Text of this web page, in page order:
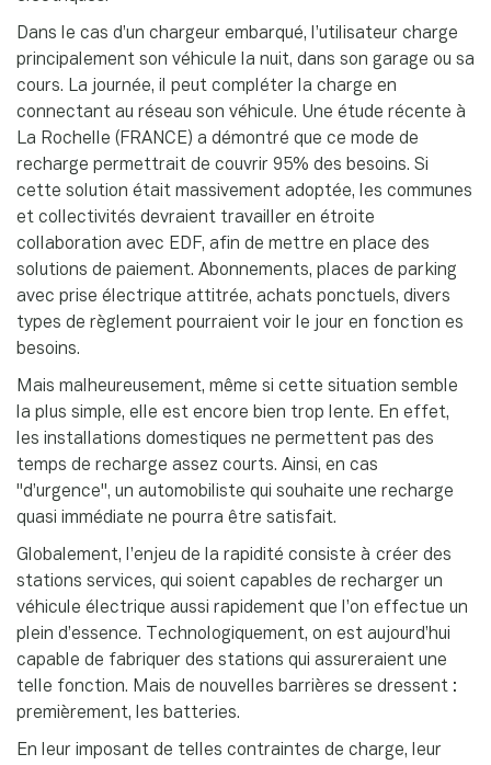
Dans le cas d’un chargeur embarqué, l’utilisateur charge
principalement son véhicule la nuit, dans son garage ou sa
cours. La journée, il peut compléter la charge en
connectant au réseau son véhicule. Une étude récente à
La Rochelle (FRANCE) a démontré que ce mode de
recharge permettrait de couvrir 95% des besoins. Si
cette solution était massivement adoptée, les communes
et collectivités devraient travailler en étroite
collaboration avec EDF, afin de mettre en place des
solutions de paiement. Abonnements, places de parking
avec prise électrique attitrée, achats ponctuels, divers
types de règlement pourraient voir le jour en fonction es
besoins.
Mais malheureusement, même si cette situation semble
la plus simple, elle est encore bien trop lente. En effet,
les installations domestiques ne permettent pas des
temps de recharge assez courts. Ainsi, en cas
"d’urgence", un automobiliste qui souhaite une recharge
quasi immédiate ne pourra être satisfait.
Globalement, l’enjeu de la rapidité consiste à créer des
stations services, qui soient capables de recharger un
véhicule électrique aussi rapidement que l’on effectue un
plein d’essence. Technologiquement, on est aujourd’hui
capable de fabriquer des stations qui assureraient une
telle fonction. Mais de nouvelles barrières se dressent :
premièrement, les batteries.
En leur imposant de telles contraintes de charge, leur